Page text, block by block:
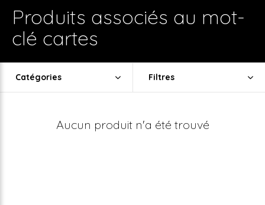
Produits associés au mot-
clé cartes
Catégories Filtres
Aucun produit n'a été trouvé